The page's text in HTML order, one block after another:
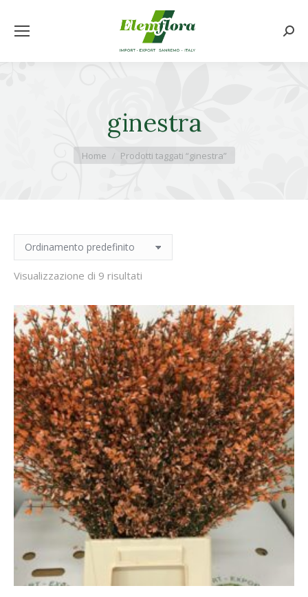
ginestra
Tu sei qui:
Home Prodotti taggati “ginestra”
Visualizzazione di 9 risultati